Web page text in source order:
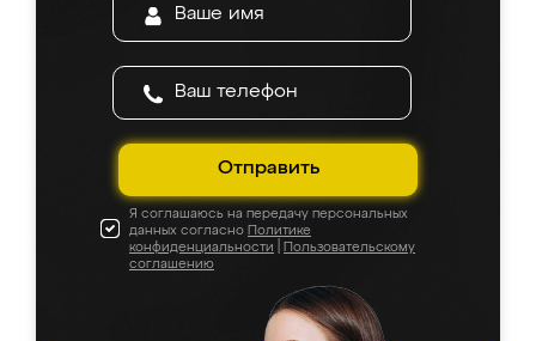
Отправить
Я соглашаюсь на передачу персональных
данных согласно Политике
конфиденциальности
Пользовательскому
соглашению